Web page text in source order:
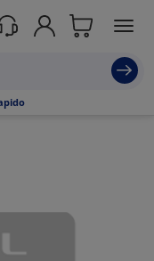
in Metallo/Canale in